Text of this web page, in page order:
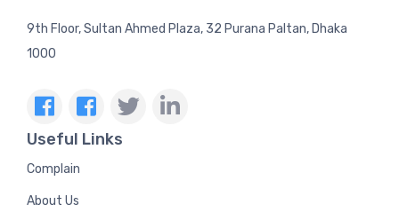
9th Floor, Sultan Ahmed Plaza, 32 Purana Paltan, Dhaka
1000
Useful Links
Complain
About Us